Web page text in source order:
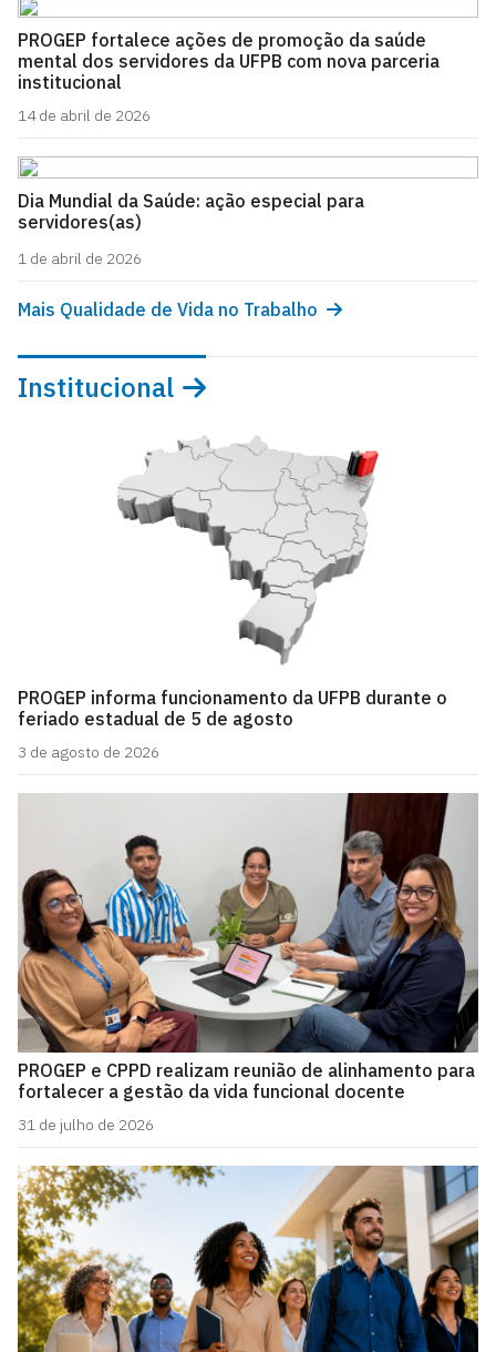
PROGEP fortalece ações de promoção da saúde
mental dos servidores da UFPB com nova parceria
institucional
14 de abril de 2026
Dia Mundial da Saúde: ação especial para
servidores(as)
1 de abril de 2026
Mais Qualidade de Vida no Trabalho
Institucional
PROGEP informa funcionamento da UFPB durante o
feriado estadual de 5 de agosto
3 de agosto de 2026
PROGEP e CPPD realizam reunião de alinhamento para
fortalecer a gestão da vida funcional docente
31 de julho de 2026